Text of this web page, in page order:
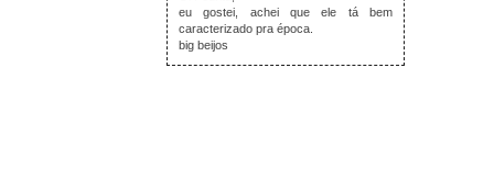
eu gostei, achei que ele tá bem
caracterizado pra época.
big beijos